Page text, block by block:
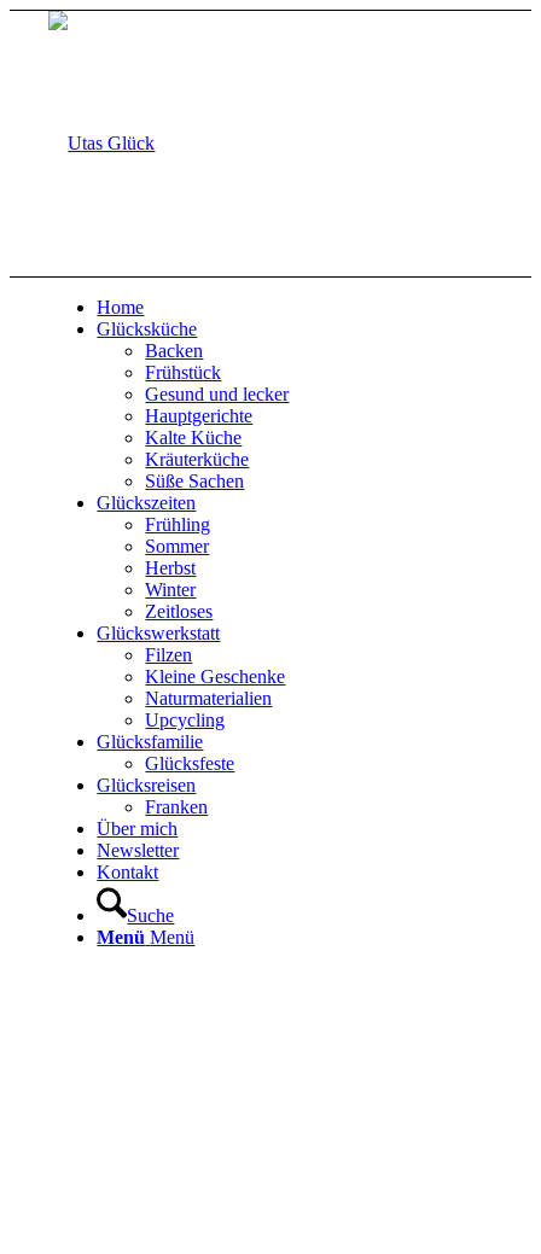
Home
Glücksküche
Backen
Frühstück
Gesund und lecker
Hauptgerichte
Kalte Küche
Kräuterküche
Süße Sachen
Glückszeiten
Frühling
Sommer
Herbst
Winter
Zeitloses
Glückswerkstatt
Filzen
Kleine Geschenke
Naturmaterialien
Upcycling
Glücksfamilie
Glücksfeste
Glücksreisen
Franken
Über mich
Newsletter
Kontakt
Suche
Menü Menü